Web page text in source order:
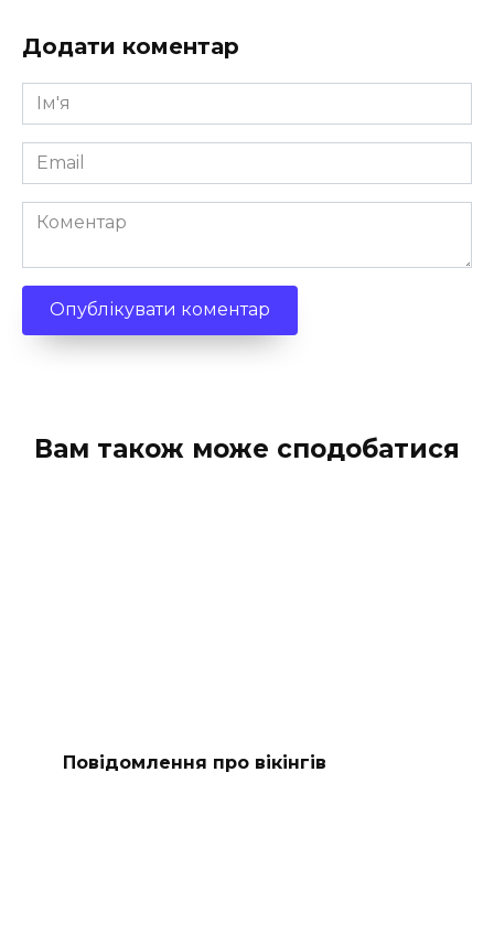
Додати коментар
Ім'я
*
Email
*
Коментар
Вам також може сподобатися
Повідомлення про вікінгів